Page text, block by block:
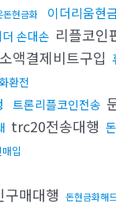
돈현금화 이더리움현
더 손대손 리플코인
소액결제비트구입
환전
트론리플코인전송
trc20전송대행
입
구매대행 돈현금화해